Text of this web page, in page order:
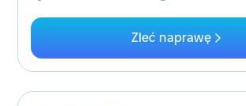
Zleć naprawę